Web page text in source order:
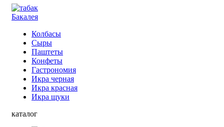
Бакалея
Колбасы
Сыры
Паштеты
Конфеты
Гастрономия
Икра черная
Икра красная
Икра щуки
каталог